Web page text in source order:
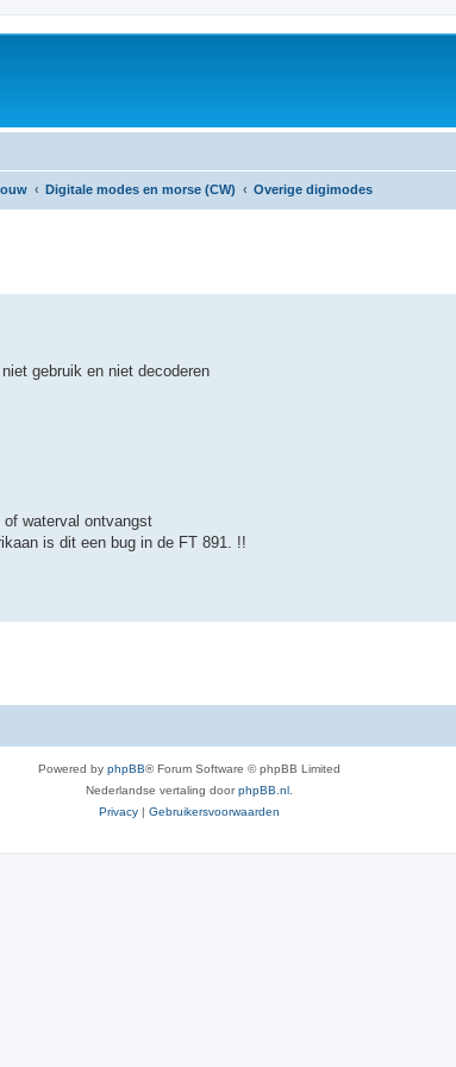
Digitale modes en morse (CW) Overige digimodes
gebruik en niet decoderen
waterval ontvangst
is dit een bug in de FT 891. !!
Powered by phpBB® Forum Software © phpBB Limited
Nederlandse vertaling doorphpBB.nl
Privacy | Gebruikersvoorwaarden